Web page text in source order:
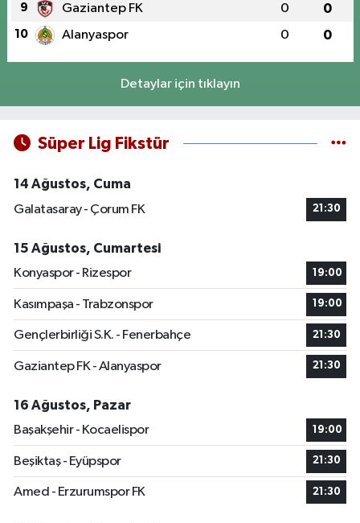
9 Gaziantep FK 0 0
10 Alanyaspor 0 0
Detaylar için tıklayın
Süper Lig Fikstür
14 Ağustos, Cuma
Galatasaray - Çorum FK
21:30
15 Ağustos, Cumartesi
Konyaspor - Rizespor
19:00
Kasımpaşa - Trabzonspor 19:00
Gençlerbirliği S.K. - Fenerbahçe 21:30
Gaziantep FK - Alanyaspor 21:30
16 Ağustos, Pazar
Başakşehir - Kocaelispor
19:00
Beşiktaş - Eyüpspor 21:30
Amed - Erzurumspor FK 21:30